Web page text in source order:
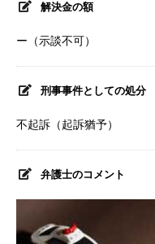
解決金の額
ー（示談不可）
刑事事件としての処分
不起訴（起訴猶予）
弁護士のコメント